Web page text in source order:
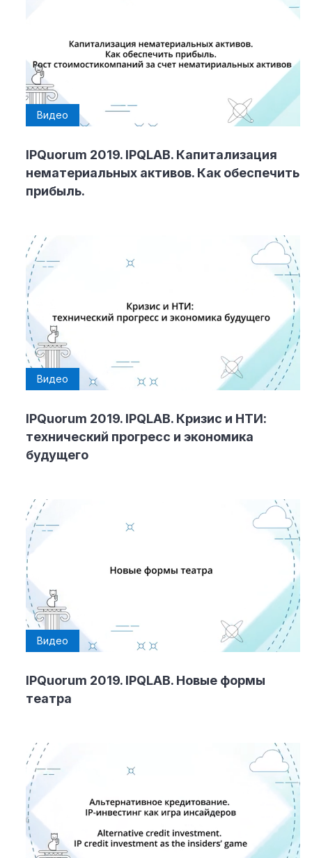
Видео
IPQuorum 2019. IPQLAB. Капитализация
нематериальных активов. Как обеспечить
прибыль.
Видео
IPQuorum 2019. IPQLAB. Кризис и НТИ:
технический прогресс и экономика
будущего
Видео
IPQuorum 2019. IPQLAB. Новые формы
театра